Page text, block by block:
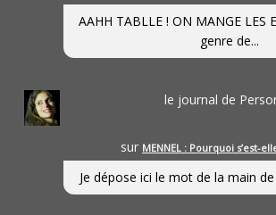
AAHH TABLLE ! ON MANGE LES
genre de...
le journal de
sur MENNEL : Pourquoi s’est-
Je dépose ici le mot de la main